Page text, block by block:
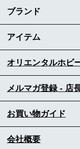
ブランド
アイテム
オリエンタルホビ
メルマガ登録 - 店
お買い物ガイド
会社概要